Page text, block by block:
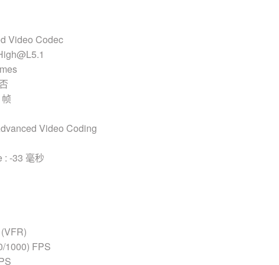
Video Codec
Video Coding
: -33 毫秒
1000) FPS